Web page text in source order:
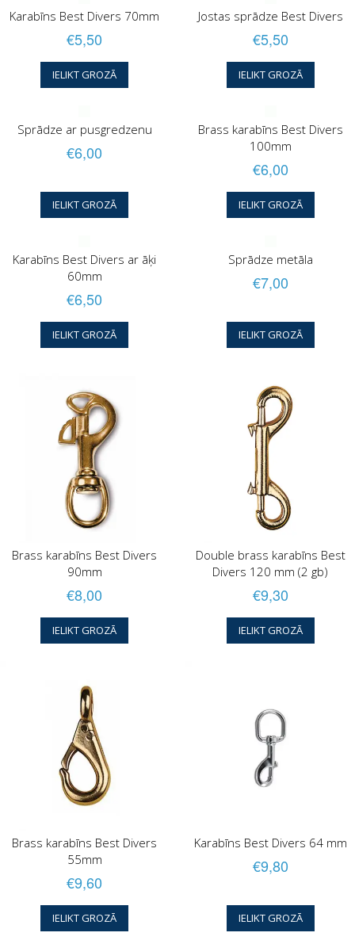
Karabīns Best Divers 70mm
€5,50
IELIKT GROZĀ
Jostas sprādze Best Divers
€5,50
IELIKT GROZĀ
Sprādze ar pusgredzenu
€6,00
IELIKT GROZĀ
Brass karabīns Best Divers
100mm
€6,00
IELIKT GROZĀ
Karabīns Best Divers ar āķi
60mm
€6,50
IELIKT GROZĀ
Sprādze metāla
€7,00
IELIKT GROZĀ
Brass karabīns Best Divers
90mm
€8,00
IELIKT GROZĀ
Double brass karabīns Best
Divers 120 mm (2 gb)
€9,30
IELIKT GROZĀ
Brass karabīns Best Divers
55mm
€9,60
IELIKT GROZĀ
Karabīns Best Divers 64 mm
€9,80
IELIKT GROZĀ